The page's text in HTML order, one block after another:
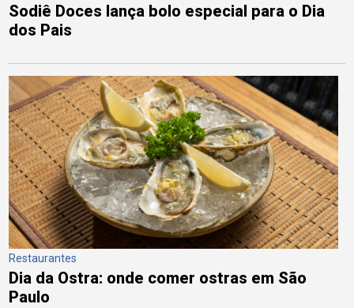
Sodiê Doces lança bolo especial para o Dia
dos Pais
Restaurantes
Dia da Ostra: onde comer ostras em São
Paulo